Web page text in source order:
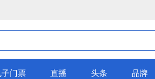
子门票 直播 头条 品牌